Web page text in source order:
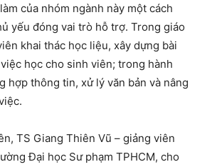
của nhóm ngành này một cách
yếu đóng vai trò hỗ trợ. Trong giáo
khai thác học liệu, xây dựng bài
học cho sinh viên; trong hành
hợp thông tin, xử lý văn bản và nâng
TS Giang Thiên Vũ – giảng viên
Đại học Sư phạm TPHCM, cho